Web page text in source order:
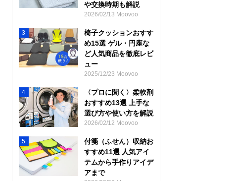
や交換時期も解説
2026/02/13 Moovoo
3
椅子クッションおすす
め15選 ゲル・円座な
ど人気商品を徹底レビ
ュー
2025/12/23 Moovoo
4
〈プロに聞く〉柔軟剤
おすすめ13選 上手な
選び方や使い方を解説
2026/02/12 Moovoo
5
付箋（ふせん）収納お
すすめ11選 人気アイ
テムから手作りアイデ
アまで